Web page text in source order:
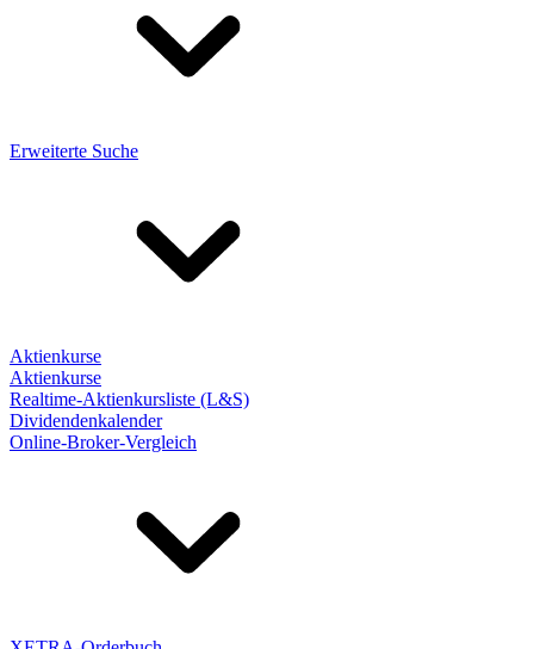
Erweiterte Suche
Aktienkurse
Aktienkurse
Realtime-Aktienkursliste (L&S)
Dividendenkalender
Online-Broker-Vergleich